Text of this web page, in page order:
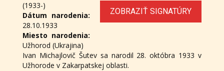
ZOBRAZIŤ SIGNATÚRY
(1933-)
Dátum narodenia:
28.10.1933
Miesto narodenia:
Užhorod (Ukrajina)
Ivan Michajlovič Šutev sa narodil 28. októbra 1933 v
Užhorode v Zakarpatskej oblasti.